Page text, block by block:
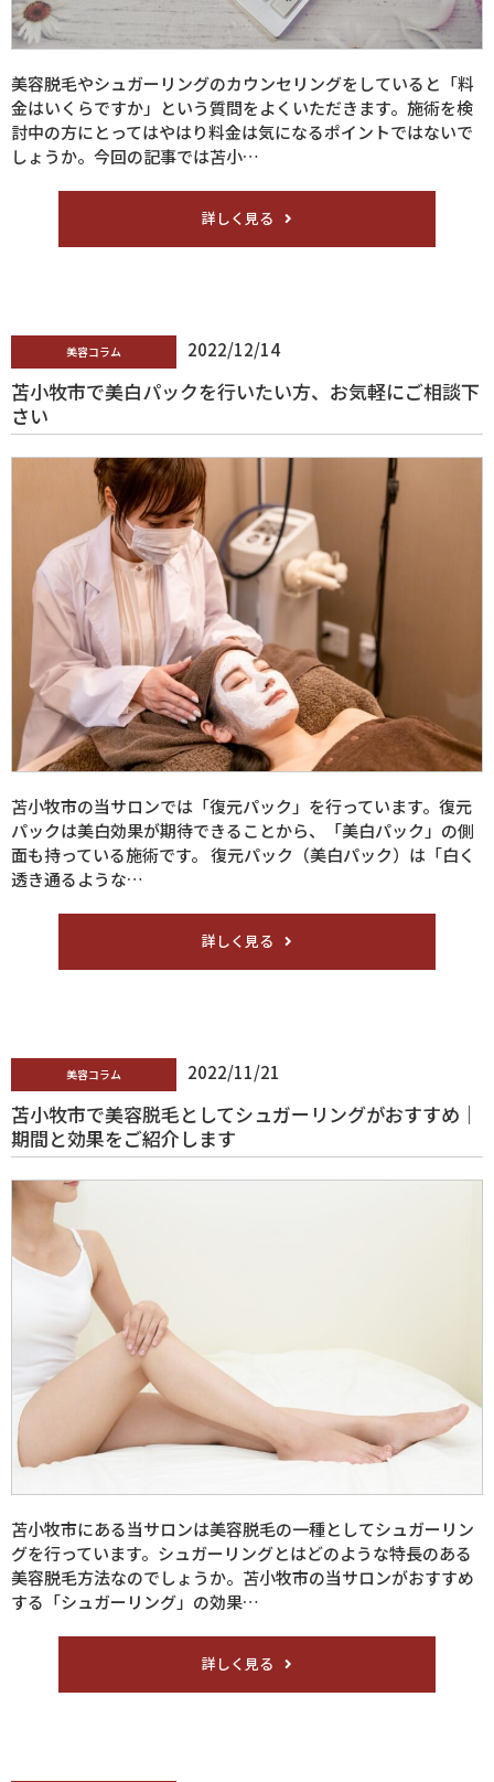
美容脱毛やシュガーリングのカウンセリングをしていると「料
金はいくらですか」という質問をよくいただきます。施術を検
討中の方にとってはやはり料金は気になるポイントではないで
しょうか。今回の記事では苫小…
詳しく見る
美容コラム 2022/12/14
苫小牧市で美白パックを行いたい方、お気軽にご相談下
さい
苫小牧市の当サロンでは「復元パック」を行っています。復元
パックは美白効果が期待できることから、「美白パック」の側
面も持っている施術です。 復元パック（美白パック）は「白く
透き通るような…
詳しく見る
美容コラム 2022/11/21
苫小牧市で美容脱毛としてシュガーリングがおすすめ｜
期間と効果をご紹介します
苫小牧市にある当サロンは美容脱毛の一種としてシュガーリン
グを行っています。シュガーリングとはどのような特長のある
美容脱毛方法なのでしょうか。苫小牧市の当サロンがおすすめ
する「シュガーリング」の効果…
詳しく見る